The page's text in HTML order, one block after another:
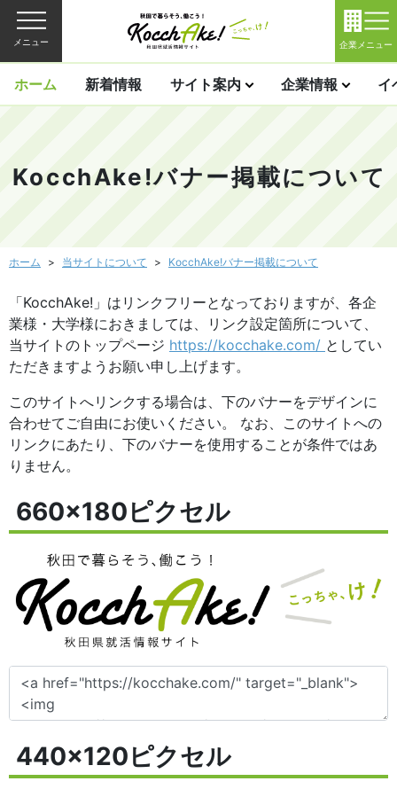
メニュー 企業メニュー
ホーム 新着情報 サイト案内 企業情報 イ
KocchAke!バナー掲載について
ホーム 当サイトについて KocchAke!バナー掲載について
「KocchAke!」はリンクフリーとなっておりますが、各企
業様・大学様におきましては、リンク設定箇所について、
当サイトのトップページ https://kocchake.com/ としてい
ただきますようお願い申し上げます。
このサイトへリンクする場合は、下のバナーをデザインに
合わせてご自由にお使いください。 なお、このサイトへの
リンクにあたり、下のバナーを使用することが条件ではあ
りません。
660x180ピクセル
440x120ピクセル